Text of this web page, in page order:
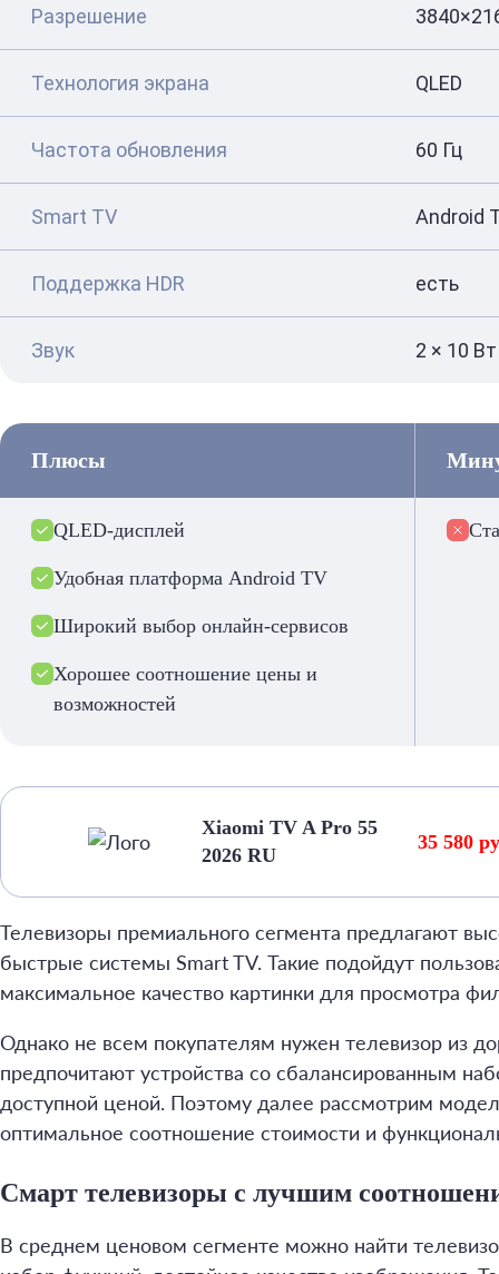
Разрешение
Технология экрана QLED
Частота обновления 60 Гц
Smart TV Android
Поддержка HDR есть
Звук 2 × 10 Вт
Плюсы
QLED-дисплей
Удобная платформа Android TV
Широкий выбор онлайн-сервисов
Хорошее соотношение цены и
возможностей
Xiaomi TV A Pro 55
2026 RU
35 580
Телевизоры премиального сегмента предлагают
быстрые системы Smart TV. Такие подойдут
максимальное качество картинки для просмотра
Однако не всем покупателям нужен телевизор из
предпочитают устройства со сбалансированным
доступной ценой. Поэтому далее рассмотрим
оптимальное соотношение стоимости и
Смарт телевизоры с лучшим
В среднем ценовом сегменте можно найти